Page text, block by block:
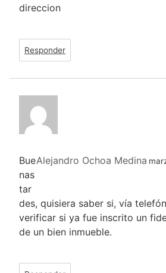
direccion
Responder
Alejandro Ochoa Medina
Bue
nas
tar
des, quisiera saber si, vía
verificar si ya fue inscrito un
de un bien inmueble.